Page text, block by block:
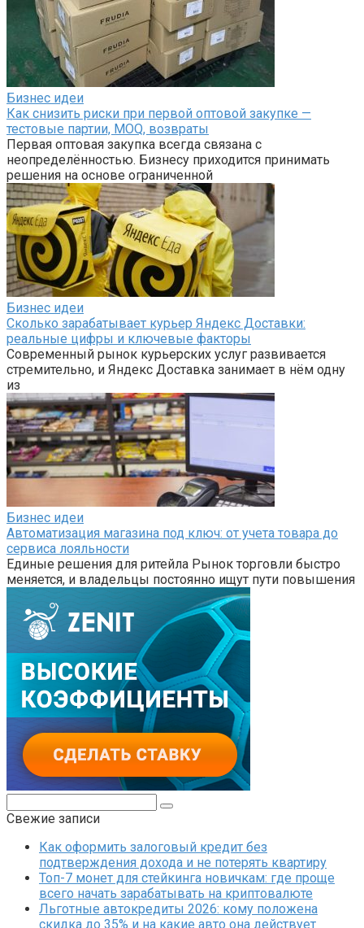
Бизнес идеи
Как снизить риски при первой оптовой закупке —
тестовые партии, MOQ, возвраты
Первая оптовая закупка всегда связана с
неопределённостью. Бизнесу приходится принимать
решения на основе ограниченной
Бизнес идеи
Сколько зарабатывает курьер Яндекс Доставки:
реальные цифры и ключевые факторы
Современный рынок курьерских услуг развивается
стремительно, и Яндекс Доставка занимает в нём одну
из
Бизнес идеи
Автоматизация магазина под ключ: от учета товара до
сервиса лояльности
Единые решения для ритейла Рынок торговли быстро
меняется, и владельцы постоянно ищут пути повышения
Свежие записи
Как оформить залоговый кредит без
подтверждения дохода и не потерять квартиру
Топ-7 монет для стейкинга новичкам: где проще
всего начать зарабатывать на криптовалюте
Льготные автокредиты 2026: кому положена
скидка до 35% и на какие авто она действует